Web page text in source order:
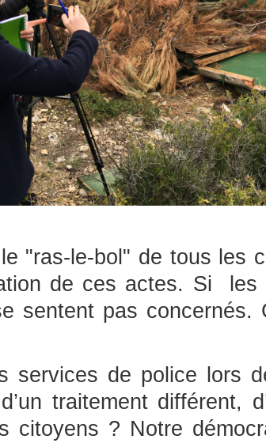
"ras-le-bol" de tous les
de ces actes. Si
sentent pas
services de police lors
traitement différent,
citoyens ? Notre